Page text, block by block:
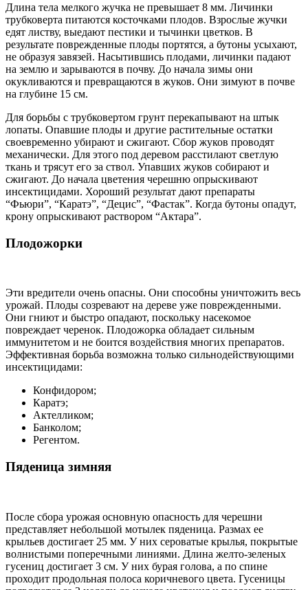
Длина тела мелкого жучка не превышает 8 мм. Личинки
трубковерта питаются косточками плодов. Взрослые жучки
едят листву, выедают пестики и тычинки цветков. В
результате поврежденные плоды портятся, а бутоны усыхают,
не образуя завязей. Насытившись плодами, личинки падают
на землю и зарываются в почву. До начала зимы они
окукливаются и превращаются в жуков. Они зимуют в почве
на глубине 15 см.
Для борьбы с трубковертом грунт перекапывают на штык
лопаты. Опавшие плоды и другие растительные остатки
своевременно убирают и сжигают. Сбор жуков проводят
механически. Для этого под деревом расстилают светлую
ткань и трясут его за ствол. Упавших жуков собирают и
сжигают. До начала цветения черешню опрыскивают
инсектицидами. Хороший результат дают препараты
“Фьюри”, “Каратэ”, “Децис”, “Фастак”. Когда бутоны опадут,
крону опрыскивают раствором “Актара”.
Плодожорки
Эти вредители очень опасны. Они способны уничтожить весь
урожай. Плоды созревают на дереве уже поврежденными.
Они гниют и быстро опадают, поскольку насекомое
повреждает черенок. Плодожорка обладает сильным
иммунитетом и не боится воздействия многих препаратов.
Эффективная борьба возможна только сильнодействующими
инсектицидами:
Конфидором;
Каратэ;
Актелликом;
Банколом;
Регентом.
Пяденица зимняя
После сбора урожая основную опасность для черешни
представляет небольшой мотылек пяденица. Размах ее
крыльев достигает 25 мм. У них сероватые крылья, покрытые
волнистыми поперечными линиями. Длина желто-зеленых
гусениц достигает 3 см. У них бурая голова, а по спине
проходит продольная полоса коричневого цвета. Гусеницы